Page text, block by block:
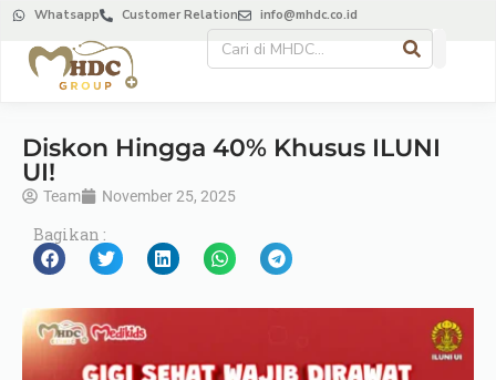
Whatsapp Customer Relation info@mhdc.co.id
Diskon Hingga 40% Khusus ILUNI
UI!
Team November 25, 2025
Bagikan :